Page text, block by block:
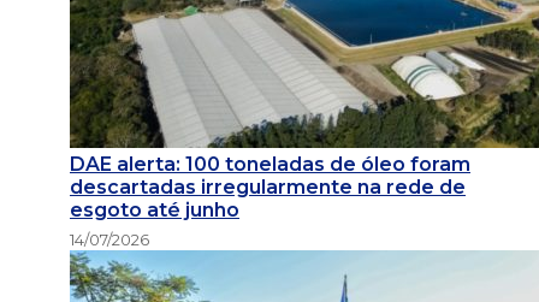
DAE alerta: 100 toneladas de óleo foram
descartadas irregularmente na rede de
esgoto até junho
14/07/2026